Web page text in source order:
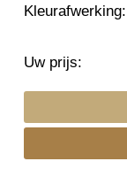
Kleurafwerking:
Uw prijs: